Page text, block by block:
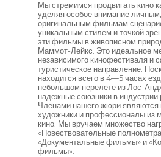
Мы стремимся продвигать кино
уделяя особое внимание
оригинальным фильмам
уникальным стилем и точкой
эти фильмы в живописном
Маммот-Лейкс. Это идеальное
независимого кинофестиваля и
туристическое направление.
находится всего в 4—5 часах
небольшом перелете из Лос-
надежные союзники в индустрии
Членами нашего жюри являются
художники и профессионалы из
кино. Мы вручаем множество
«Повествовательные
«Документальные фильмы» и
фильмы».